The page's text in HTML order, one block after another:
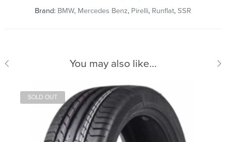
Brand: BMW, Mercedes Benz, Pirelli, Runflat, SSR
You may also like…
SOLD OUT